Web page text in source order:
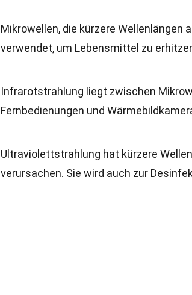
Mikrowellen, die kürzere Wellenlängen
verwendet, um Lebensmittel zu
Infrarotstrahlung liegt zwischen
Fernbedienungen und
Ultraviolettstrahlung hat kürzere
verursachen. Sie wird auch zur